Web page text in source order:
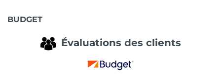
BUDGET
Évaluations des clients